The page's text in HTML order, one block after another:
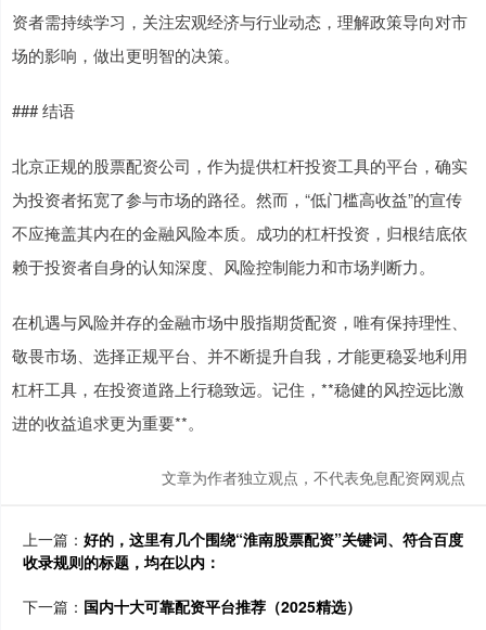
资者需持续学习，关注宏观经济与行业动态，理解政策导向对市
场的影响，做出更明智的决策。
### 结语
北京正规的股票配资公司，作为提供杠杆投资工具的平台，确实
为投资者拓宽了参与市场的路径。然而，“低门槛高收益”的宣传
不应掩盖其内在的金融风险本质。成功的杠杆投资，归根结底依
赖于投资者自身的认知深度、风险控制能力和市场判断力。
在机遇与风险并存的金融市场中股指期货配资，唯有保持理性、
敬畏市场、选择正规平台、并不断提升自我，才能更稳妥地利用
杠杆工具，在投资道路上行稳致远。记住，**稳健的风控远比激
进的收益追求更为重要**。
文章为作者独立观点，不代表免息配资网观点
上一篇： 好的，这里有几个围绕“淮南股票配资”关键词、符合百度
收录规则的标题，均在以内：
下一篇： 国内十大可靠配资平台推荐（2025精选）